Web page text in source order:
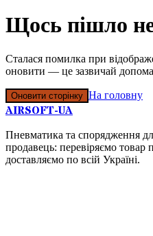
Щось пішло
Сталася помилка при
оновити — це зазвичай
Оновити сторінку На головну
AIRSOFT-UA
Пневматика та спорядження
продавець: перевіряємо товар
доставляємо по всій Україні.